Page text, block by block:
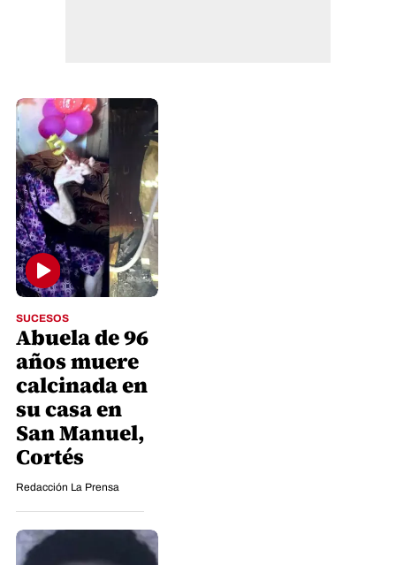
SUCESOS
Abuela de 96
años muere
calcinada en
su casa en
San Manuel,
Cortés
Redacción La Prensa